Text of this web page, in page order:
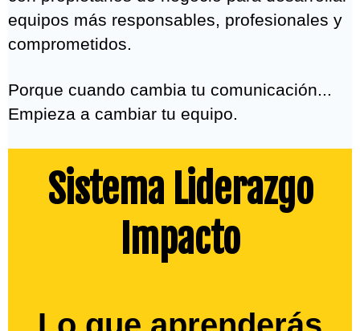
equipos más responsables, profesionales y
comprometidos.
Porque cuando cambia tu comunicación...
Empieza a cambiar tu equipo.
Sistema Liderazgo
Impacto